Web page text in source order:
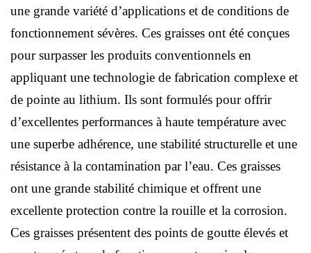
une grande variété d’applications et de conditions de
fonctionnement sévères. Ces graisses ont été conçues
pour surpasser les produits conventionnels en
appliquant une technologie de fabrication complexe et
de pointe au lithium. Ils sont formulés pour offrir
d’excellentes performances à haute température avec
une superbe adhérence, une stabilité structurelle et une
résistance à la contamination par l’eau. Ces graisses
ont une grande stabilité chimique et offrent une
excellente protection contre la rouille et la corrosion.
Ces graisses présentent des points de goutte élevés et